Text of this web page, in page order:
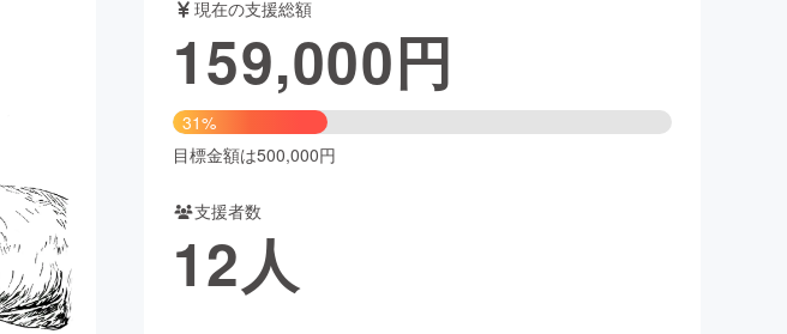
舞台・パフォーマンス
ファッション
ビューティー・ヘルスケア
現在の支援総額
159,000円
31%
目標金額は500,000円
支援者数
12人